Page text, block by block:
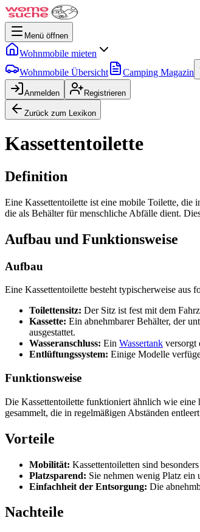
Menü öffnen
Wohnmobile mieten
Wohnmobile Übersicht
Camping Magazin
Anmelden Registrieren
Zurück zum Lexikon
Kassettentoilette
Definition
Eine Kassettentoilette ist eine mobile Toilette, die
die als Behälter für menschliche Abfälle dient.
Aufbau und Funktionsweise
Aufbau
Eine Kassettentoilette besteht typischerweise aus
Toilettensitz: Der Sitz ist fest mit dem
Kassette: Ein abnehmbarer Behälter, der
ausgestattet.
Wasseranschluss: Ein Wassertank versorgt
Entlüftungssystem: Einige Modelle
Funktionsweise
Die Kassettentoilette funktioniert ähnlich wie
gesammelt, die in regelmäßigen Abständen
Vorteile
Mobilität: Kassettentoiletten sind
Platzsparend: Sie nehmen wenig Platz ein
Einfachheit der Entsorgung: Die
Nachteile